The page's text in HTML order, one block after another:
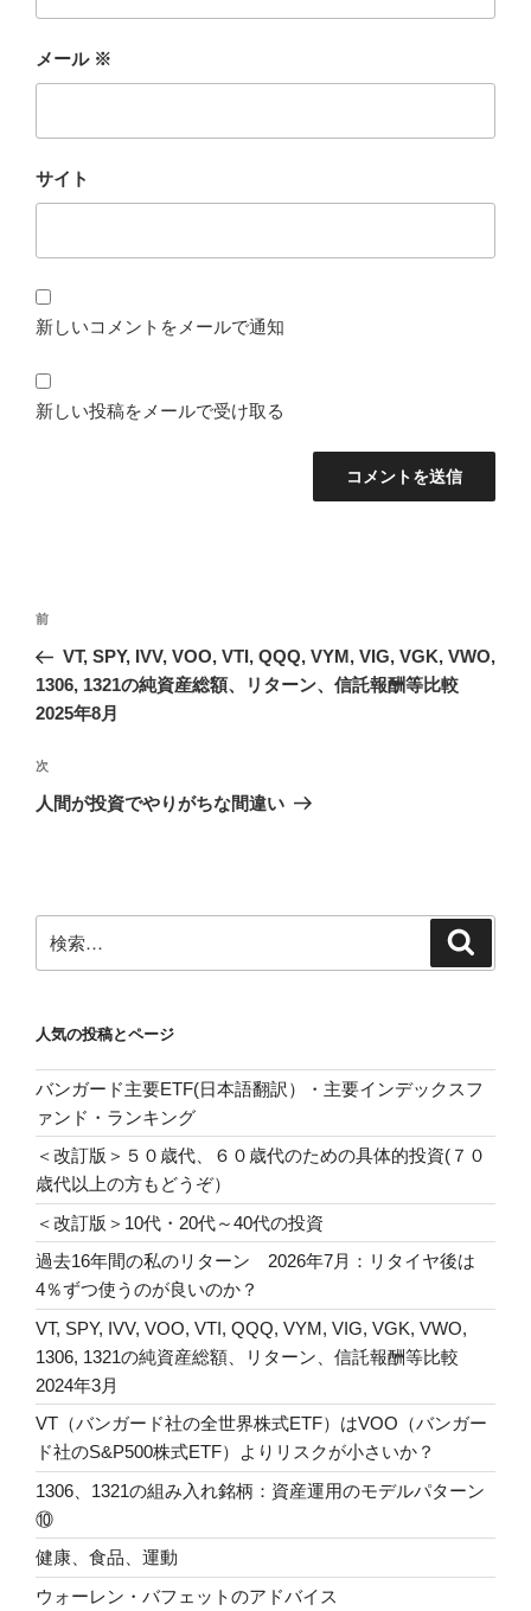
メール ※
サイト
新しいコメントをメールで通知
新しい投稿をメールで受け取る
投
ナ
ビ
ー
シ
前
の
投
稿
前
VT, SPY, IVV, VOO, VTI, QQQ, VYM, VIG, VGK, VWO,
1306, 1321の純資産総額、リターン、信託報酬等比較
2025年8月
次
の
次
人間が投資でやりがちな間違い
索:
人気の投稿とページ
バンガード主要ETF(日本語翻訳）・主要インデックスフ
ァンド・ランキング
＜改訂版＞５０歳代、６０歳代のための具体的投資(７０
歳代以上の方もどうぞ）
＜改訂版＞10代・20代～40代の投資
過去16年間の私のリターン 2026年7月：リタイヤ後は
4％ずつ使うのが良いのか？
VT, SPY, IVV, VOO, VTI, QQQ, VYM, VIG, VGK, VWO,
1306, 1321の純資産総額、リターン、信託報酬等比較
2024年3月
VT（バンガード社の全世界株式ETF）はVOO（バンガー
ド社のS&P500株式ETF）よりリスクが小さいか？
1306、1321の組み入れ銘柄：資産運用のモデルパターン
⑩
健康、食品、運動
ウォーレン・バフェットのアドバイス